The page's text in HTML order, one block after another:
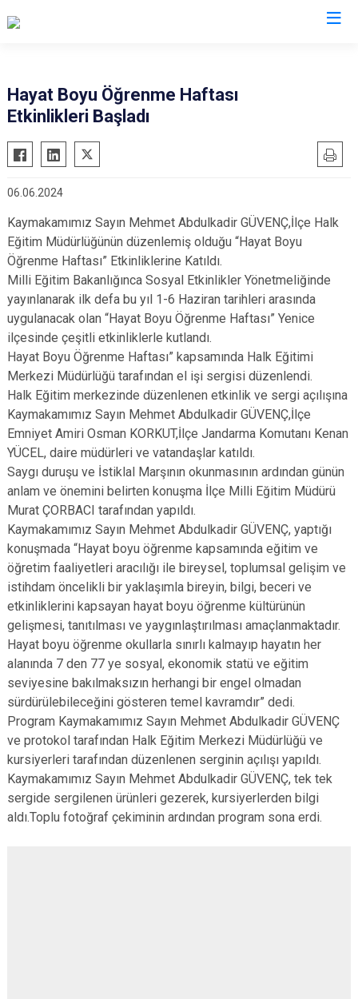
Eflani
Eskipazar
Safranbolu
Yenice
Hayat Boyu Öğrenme Haftası
Etkinlikleri Başladı
06.06.2024
Kaymakamımız Sayın Mehmet Abdulkadir GÜVENÇ,İlçe Halk
Eğitim Müdürlüğünün düzenlemiş olduğu “Hayat Boyu
Öğrenme Haftası” Etkinliklerine Katıldı.
Milli Eğitim Bakanlığınca Sosyal Etkinlikler Yönetmeliğinde
yayınlanarak ilk defa bu yıl 1-6 Haziran tarihleri arasında
uygulanacak olan “Hayat Boyu Öğrenme Haftası” Yenice
ilçesinde çeşitli etkinliklerle kutlandı.
Hayat Boyu Öğrenme Haftası” kapsamında Halk Eğitimi
Merkezi Müdürlüğü tarafından el işi sergisi düzenlendi.
Halk Eğitim merkezinde düzenlenen etkinlik ve sergi açılışına
Kaymakamımız Sayın Mehmet Abdulkadir GÜVENÇ,İlçe
Emniyet Amiri Osman KORKUT,İlçe Jandarma Komutanı Kenan
YÜCEL, daire müdürleri ve vatandaşlar katıldı.
Saygı duruşu ve İstiklal Marşının okunmasının ardından günün
anlam ve önemini belirten konuşma İlçe Milli Eğitim Müdürü
Murat ÇORBACI tarafından yapıldı.
Kaymakamımız Sayın Mehmet Abdulkadir GÜVENÇ, yaptığı
konuşmada “Hayat boyu öğrenme kapsamında eğitim ve
öğretim faaliyetleri aracılığı ile bireysel, toplumsal gelişim ve
istihdam öncelikli bir yaklaşımla bireyin, bilgi, beceri ve
etkinliklerini kapsayan hayat boyu öğrenme kültürünün
gelişmesi, tanıtılması ve yaygınlaştırılması amaçlanmaktadır.
Hayat boyu öğrenme okullarla sınırlı kalmayıp hayatın her
alanında 7 den 77 ye sosyal, ekonomik statü ve eğitim
seviyesine bakılmaksızın herhangi bir engel olmadan
sürdürülebileceğini gösteren temel kavramdır” dedi.
Program Kaymakamımız Sayın Mehmet Abdulkadir GÜVENÇ
ve protokol tarafından Halk Eğitim Merkezi Müdürlüğü ve
kursiyerleri tarafından düzenlenen serginin açılışı yapıldı.
Kaymakamımız Sayın Mehmet Abdulkadir GÜVENÇ, tek tek
sergide sergilenen ürünleri gezerek, kursiyerlerden bilgi
aldı.Toplu fotoğraf çekiminin ardından program sona erdi.